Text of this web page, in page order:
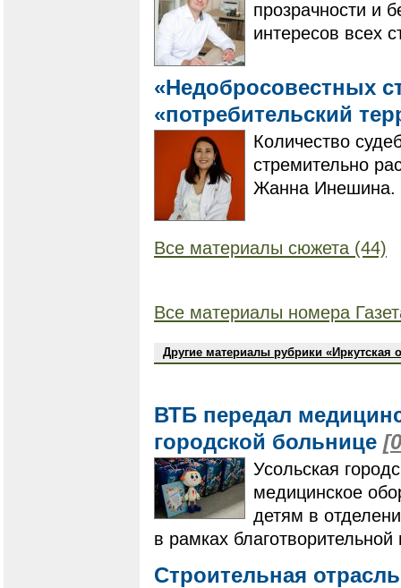
прозрачности и
интересов всех
«Недобросовестных
«потребительский
Количество
стремительно
Жанна Инешина.
Все материалы сюжета (44)
Все материалы номера
Другие материалы рубрики «Иркутская
ВТБ передал
городской больнице
Усольская
медицинское
детям в
в рамках
Строительная